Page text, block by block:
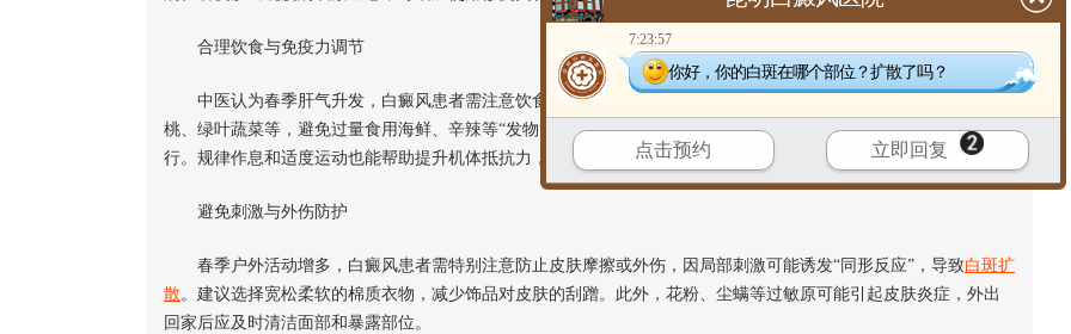
合理饮食与免疫力调节
中医认为春季肝气升发，白癜风患者需注意饮食清淡，多摄入富含维生素、微量元素的食物，如黑芝麻、核
桃、绿叶蔬菜等，避免过量食用海鲜、辛辣等“发物”。适当补充锌、铜元素有助于黑色素合成，但需在医生指导下进
行。规律作息和适度运动也能帮助提升机体抵抗力，减少病情波动。
避免刺激与外伤防护
春季户外活动增多，白癜风患者需特别注意防止皮肤摩擦或外伤，因局部刺激可能诱发“同形反应”，导致白斑扩
散。建议选择宽松柔软的棉质衣物，减少饰品对皮肤的刮蹭。此外，花粉、尘螨等过敏原可能引起皮肤炎症，外出
回家后应及时清洁面部和暴露部位。
7:23:57
你好，你的白斑在哪个部位？扩散了吗？
点击预约 立即回复